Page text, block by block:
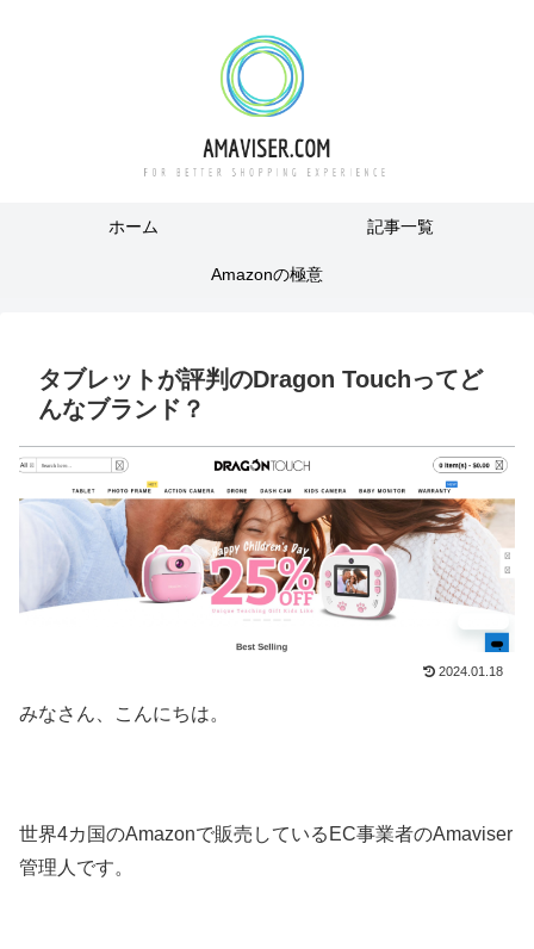
ホーム 記事一覧
Amazonの極意
タブレットが評判のDragon Touchってど
んなブランド？
2024.01.18
みなさん、こんにちは。
世界4カ国のAmazonで販売しているEC事業者のAmaviser
管理人です。